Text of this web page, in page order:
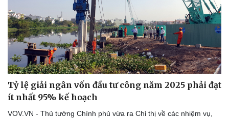
Tỷ lệ giải ngân vốn đầu tư công năm 2025 phải đạt
ít nhất 95% kế hoạch
VOV.VN - Thủ tướng Chính phủ vừa ra Chỉ thị về các nhiệm vụ,